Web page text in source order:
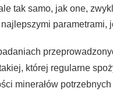
tak samo, jak one,
parametrami,
której regularne
minerałów